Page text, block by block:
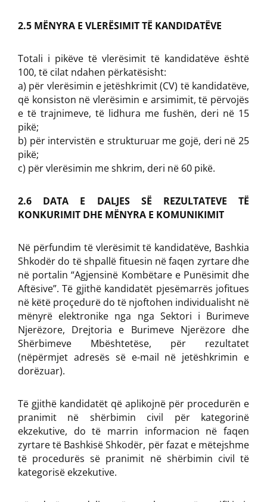
2.5 MËNYRA E VLERËSIMIT TË KANDIDATËVE
Totali i pikëve të vlerësimit të kandidatëve është
100, të cilat ndahen përkatësisht:
a) për vlerësimin e jetëshkrimit (CV) të kandidatëve,
që konsiston në vlerësimin e arsimimit, të përvojës
e të trajnimeve, të lidhura me fushën, deri në 15
pikë;
b) për intervistën e strukturuar me gojë, deri në 25
pikë;
c) për vlerësimin me shkrim, deri në 60 pikë.
2.6 DATA E DALJES SË REZULTATEVE TË
KONKURIMIT DHE MËNYRA E KOMUNIKIMIT
Në përfundim të vlerësimit të kandidatëve, Bashkia
Shkodër do të shpallë fituesin në faqen zyrtare dhe
në portalin “Agjensinë Kombëtare e Punësimit dhe
Aftësive”. Të gjithë kandidatët pjesëmarrës jofitues
në këtë proçedurë do të njoftohen individualisht në
mënyrë elektronike nga nga Sektori i Burimeve
Njerëzore, Drejtoria e Burimeve Njerëzore dhe
Shërbimeve Mbështetëse, për rezultatet
(nëpërmjet adresës së e-mail në jetëshkrimin e
dorëzuar).
Të gjithë kandidatët që aplikojnë për procedurën e
pranimit në shërbimin civil për kategorinë
ekzekutive, do të marrin informacion në faqen
zyrtare të Bashkisë Shkodër, për fazat e mëtejshme
të procedurës së pranimit në shërbimin civil të
kategorisë ekzekutive.